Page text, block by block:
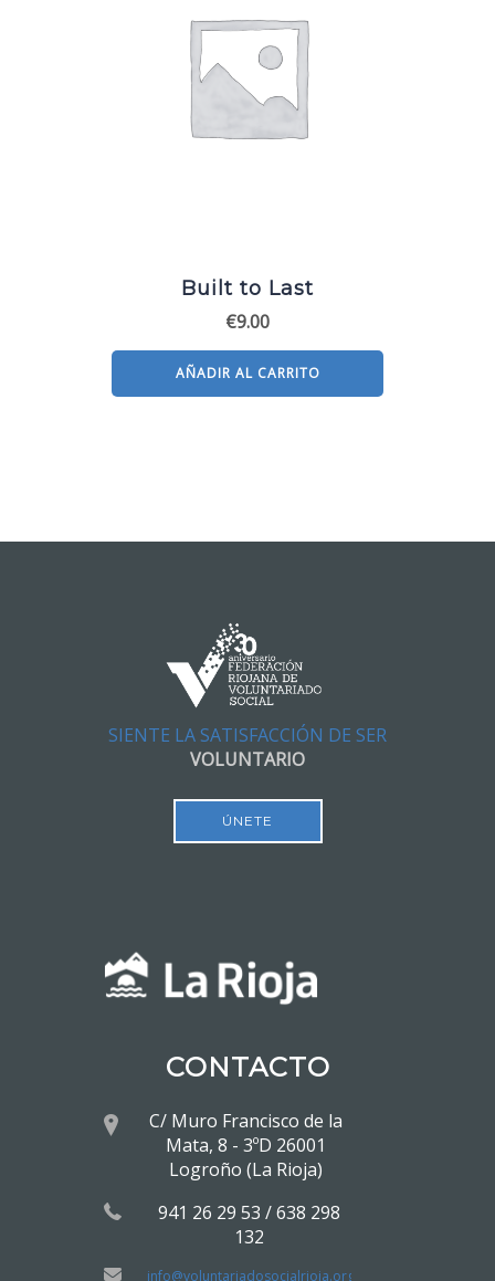
Built to Last
€9.00
AÑADIR AL CARRITO
SIENTE LA SATISFACCIÓN DE SER
VOLUNTARIO
ÚNETE
CONTACTO
C/ Muro Francisco de la
Mata, 8 - 3ºD 26001
Logroño (La Rioja)
941 26 29 53 / 638 298
132
info@voluntariadosocialrioja.org